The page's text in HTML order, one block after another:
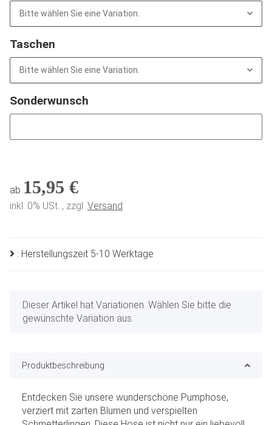
Bitte wählen Sie eine Variation.
Taschen
Bitte wählen Sie eine Variation.
Sonderwunsch
ab 15,95 €
inkl. 0% USt. , zzgl. Versand
: Herstellungszeit 5-10 Werktage
x
Dieser Artikel hat Variationen. Wählen Sie bitte die
gewünschte Variation aus.
Produktbeschreibung
Entdecken Sie unsere wunderschöne Pumphose,
verziert mit zarten Blumen und verspielten